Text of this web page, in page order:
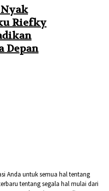
Riefky
Depan
Anda untuk semua hal tentang
tentang segala hal mulai dari